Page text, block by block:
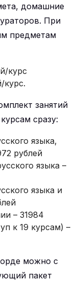
домашние
При
предметам
курс
курс.
занятий
сразу:
языка,
рублей
языка –
языка и
– 31984
к 19 курсам) –
можно с
пакет